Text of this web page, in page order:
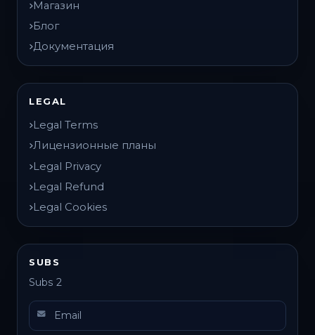
Магазин
Блог
Документация
LEGAL
Legal Terms
Лицензионные планы
Legal Privacy
Legal Refund
Legal Cookies
SUBS
Subs 2